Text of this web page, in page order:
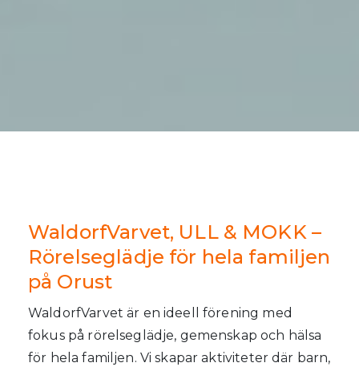
WaldorfVarvet, ULL & MOKK –
Rörelseglädje för hela familjen
på Orust
WaldorfVarvet är en ideell förening med
fokus på rörelseglädje, gemenskap och hälsa
för hela familjen. Vi skapar aktiviteter där barn,